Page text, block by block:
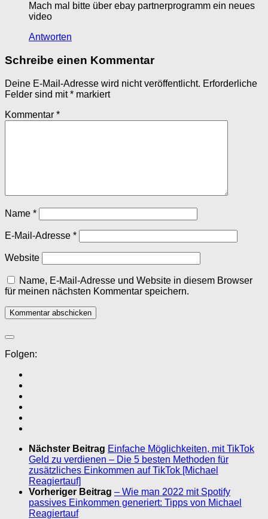
Mach mal bitte über ebay partnerprogramm ein neues
video
Antworten
Schreibe einen Kommentar
Deine E-Mail-Adresse wird nicht veröffentlicht. Erforderliche
Felder sind mit* markiert
Kommentar *
Name *
E-Mail-Adresse *
Website
Name, E-Mail-Adresse und Website in diesem Browser
für meinen nächsten Kommentar speichern.
Folgen:
Nächster Beitrag Einfache Möglichkeiten, mit TikTok
Geld zu verdienen – Die 5 besten Methoden für
zusätzliches Einkommen auf TikTok [Michael
Reagiertauf]
Vorheriger Beitrag – Wie man 2022 mit Spotify
passives Einkommen generiert: Tipps von Michael
Reagiertauf